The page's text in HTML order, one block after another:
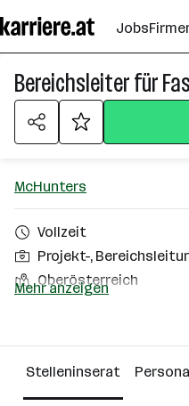
Seiteninhalt
springen
Jobs
Bereichsleiter für
McHunters
Vollzeit
Projekt-,
Oberösterreich
Feldkirchen
Mehr anzeigen
Stelleninserat